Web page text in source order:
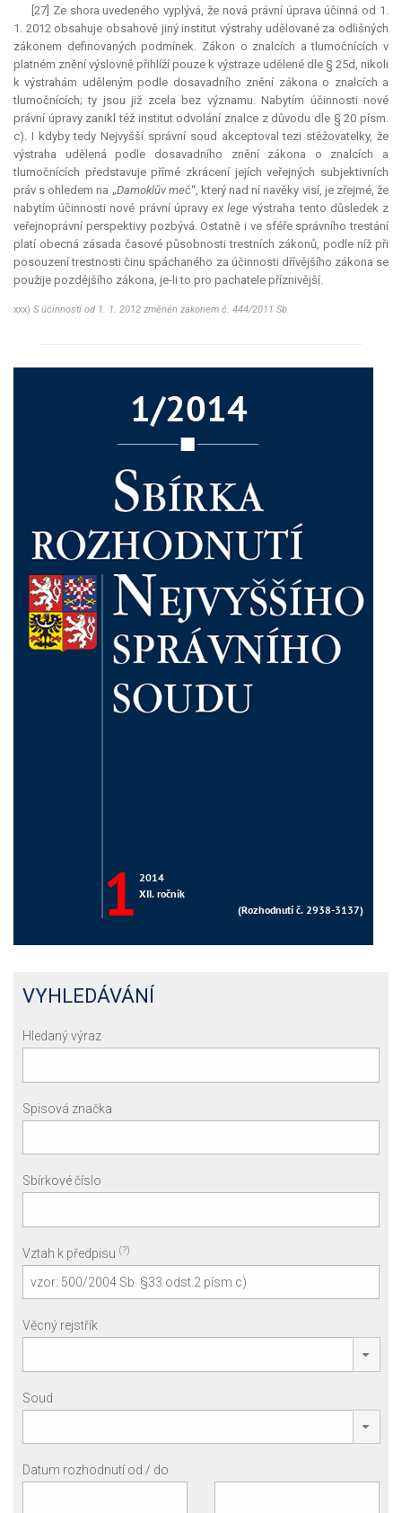
[27] Ze shora uvedeného vyplývá, že nová právní úprava účinná od 1.
1. 2012 obsahuje obsahově jiný institut výstrahy udělované za odlišných
zákonem definovaných podmínek. Zákon o znalcích a tlumočnících v
platném znění výslovně přihlíží pouze k výstraze udělené dle § 25d, nikoli
k výstrahám uděleným podle dosavadního znění zákona o znalcích a
tlumočnících; ty jsou již zcela bez významu. Nabytím účinnosti nové
právní úpravy zanikl též institut odvolání znalce z důvodu dle § 20 písm.
c). I kdyby tedy Nejvyšší správní soud akceptoval tezi stěžovatelky, že
výstraha udělená podle dosavadního znění zákona o znalcích a
tlumočnících představuje přímé zkrácení jejích veřejných subjektivních
práv s ohledem na „Damoklův meč“, který nad ní navěky visí, je zřejmé, že
nabytím účinnosti nové právní úpravy ex lege výstraha tento důsledek z
veřejnoprávní perspektivy pozbývá. Ostatně i ve sféře správního trestání
platí obecná zásada časové působnosti trestních zákonů, podle níž při
posouzení trestnosti činu spáchaného za účinnosti dřívějšího zákona se
použije pozdějšího zákona, je-li to pro pachatele příznivější.
xxx) S účinností od 1. 1. 2012 změněn zákonem č. 444/2011 Sb.
VYHLEDÁVÁNÍ
Hledaný výraz
Spisová značka
Sbírkové číslo
Vztah k předpisu (?)
Věcný rejstřík
Soud
Datum rozhodnutí od / do